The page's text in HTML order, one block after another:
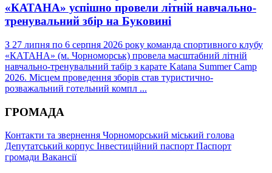
«КАТАНА» успішно провели літній навчально-
тренувальний збір на Буковині
З 27 липня по 6 серпня 2026 року команда спортивного клубу
«КАТАНА» (м. Чорноморськ) провела масштабний літній
навчально-тренувальний табір з карате Katana Summer Camp
2026. Місцем проведення зборів став туристично-
розважальний готельний компл ...
ГРОМАДА
Контакти та звернення Чорноморський міський голова
Депутатський корпус Інвестиційний паспорт Паспорт
громади Вакансії